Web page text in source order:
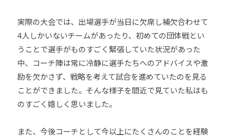
実際の大会では、出場選手が当日に欠席し補欠合わせて
4人しかいないチームがあったり、初めての団体戦とい
うことで選手がものすごく緊張していた状況があった
中、コーチ陣は常に冷静に選手たちへのアドバイスや激
励を欠かさず、戦略を考えて試合を進めていたのを見る
ことができました。そんな様子を間近で見ていた私はも
のすごく嬉しく思いました。
また、今後コーチとして今以上にたくさんのことを経験